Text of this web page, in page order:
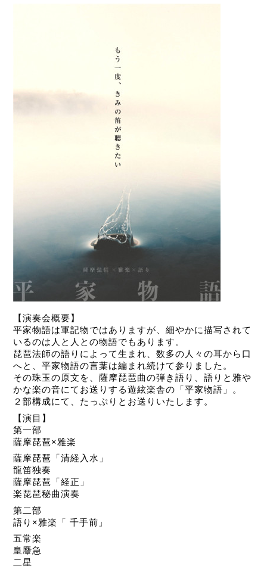
【演奏会概要】
平家物語は軍記物ではありますが、細やかに描写されて
いるのは人と人との物語でもあります。
琵琶法師の語りによって生まれ、数多の人々の耳から口
へと、平家物語の言葉は編まれ続けて参りました。
その珠玉の原文を、薩摩琵琶曲の弾き語り、語りと雅や
かな楽の音にてお送りする遊絃楽舎の「平家物語」。
２部構成にて、たっぷりとお送りいたします。
【演目】
第一部
薩摩琵琶×雅楽
薩摩琵琶「清経入水」
龍笛独奏
薩摩琵琶「経正」
楽琵琶秘曲演奏
第二部
語り×雅楽「 千手前」
五常楽
皇麞急
二星